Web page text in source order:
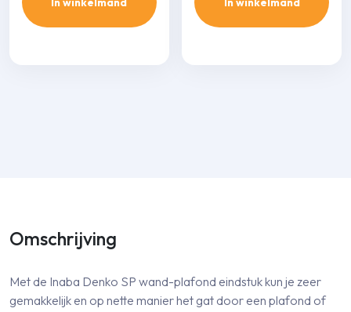
Omschrijving
Met de Inaba Denko SP wand-plafond eindstuk kun je zeer
gemakkelijk en op nette manier het gat door een plafond of